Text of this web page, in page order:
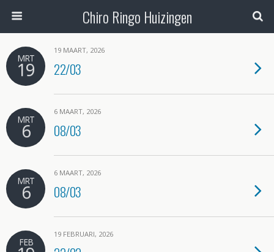
Chiro Ringo Huizingen
MRT
19
19 MAART, 2026
22/03
MRT
6
6 MAART, 2026
08/03
MRT
6
6 MAART, 2026
08/03
FEB
19 FEBRUARI, 2026